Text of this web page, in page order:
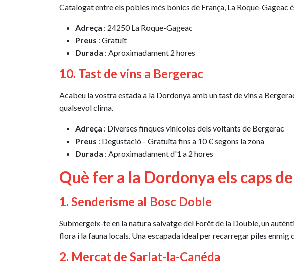
Catalogat entre els pobles més bonics de França, La Roque-Gageac
Adreça : 24250 La Roque-Gageac
Preus : Gratuït
Durada : Aproximadament 2 hores
10. Tast de vins a Bergerac
Acabeu la vostra estada a la Dordonya amb un tast de vins a
qualsevol clima.
Adreça : Diverses finques vinícoles dels voltants de Bergerac
Preus : Degustació - Gratuïta fins a 10 € segons la zona
Durada : Aproximadament d'1 a 2 hores
Què fer a la Dordonya els caps
1. Senderisme al Bosc Doble
Submergeix-te en la natura salvatge del Forêt de la Double, un
flora i la fauna locals. Una escapada ideal per recarregar piles enmig
2. Mercat de Sarlat-la-Canéda